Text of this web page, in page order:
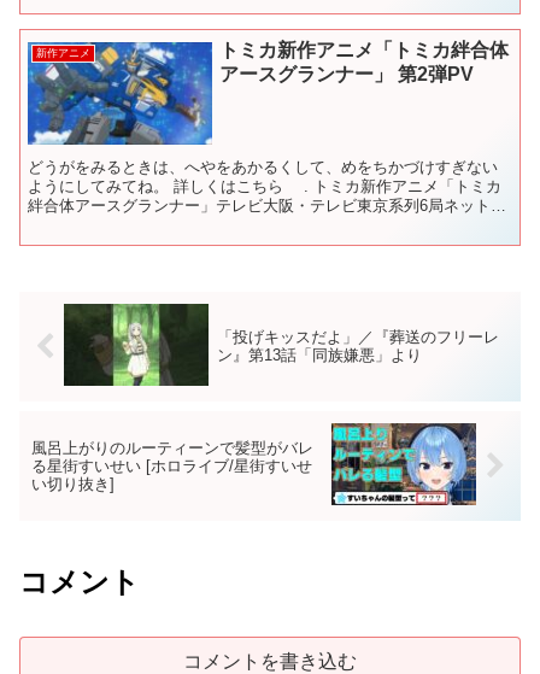
新作アニメ
トミカ新作アニメ「トミカ絆合体
アースグランナー」 第2弾PV
どうがをみるときは、へやをあかるくして、めをちかづけすぎない
ようにしてみてね。 詳しくはこちら . トミカ新作アニメ「トミカ
絆合体アースグランナー」テレビ大阪・テレビ東京系列6局ネットに
「投げキッスだよ」／『葬送のフリーレ
ン』第13話「同族嫌悪」より
風呂上がりのルーティーンで髪型がバレ
る星街すいせい [ホロライブ/星街すいせ
い切り抜き]
コメント
コメントを書き込む